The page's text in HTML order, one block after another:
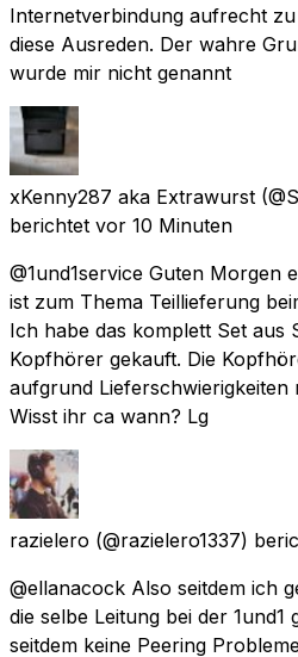
Internetverbindung aufrecht
diese Ausreden. Der wahre
wurde mir nicht genannt
xKenny287 aka Extrawurst
berichtet vor 10 Minuten
@1und1service Guten Morgen
ist zum Thema Teillieferung
Ich habe das komplett Set aus
Kopfhörer gekauft. Die
aufgrund Lieferschwierigkeiten
Wisst ihr ca wann? Lg
razielero (@razielero1337)
@ellanacock Also seitdem ich
die selbe Leitung bei der
seitdem keine Peering